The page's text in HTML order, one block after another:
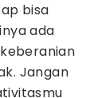
bisa
ada
Jangan